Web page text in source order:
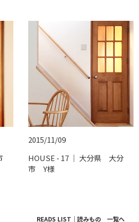
2015/11/09
HOUSE - 17 ｜ 大分県 大分
市 Y様
READS LIST｜読みもの 一覧へ